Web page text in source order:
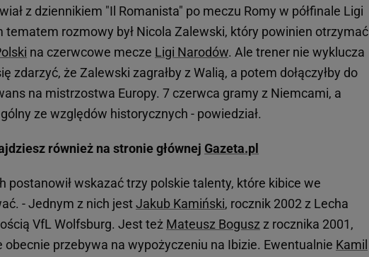
z dziennikiem "Il Romanista" po meczu Romy w półfinale Ligi
tematem rozmowy był Nicola Zalewski, który powinien otrzymać
na czerwcowe mecze Ligi Narodów. Ale trener nie wyklucza
zdarzyć, że Zalewski zagrałby z Walią, a potem dołączyłby do
na mistrzostwa Europy. 7 czerwca gramy z Niemcami, a
ze względów historycznych - powiedział.
również na stronie głównej Gazeta.pl
postanowił wskazać trzy polskie talenty, które kibice we
- Jednym z nich jestJakub Kamiński, rocznik 2002 z Lecha
VfL Wolfsburg. Jest też Mateusz Boguszz rocznika 2001,
obecnie przebywa na wypożyczeniu na Ibizie. Ewentualnie Kamil